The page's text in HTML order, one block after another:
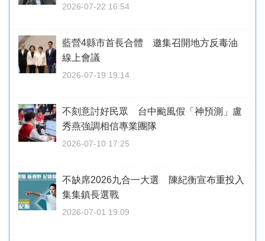
2026-07-22 16:54
藍營4縣市首長合體 邀集召開地方反毒油
線上會議
2026-07-19 19:14
不刻意討好民眾 台中颱風假「神預測」盧
秀燕強調相信專業團隊
2026-07-10 17:25
不缺席2026九合一大選 陳紀衡宣布重投入
集集鎮長選戰
2026-07-01 19:09